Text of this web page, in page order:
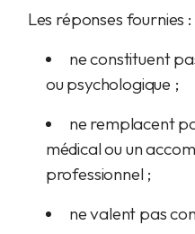
Les réponses fournies :
ne constituent
ou psychologique ;
ne remplacent
médical ou un
professionnel ;
ne valent pas